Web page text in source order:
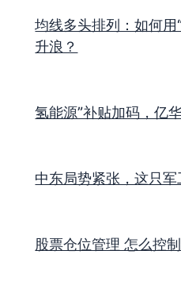
均线多头排列：如何
升浪？
氢能源”补贴加码，亿
中东局势紧张，这只
股票仓位管理 怎么控